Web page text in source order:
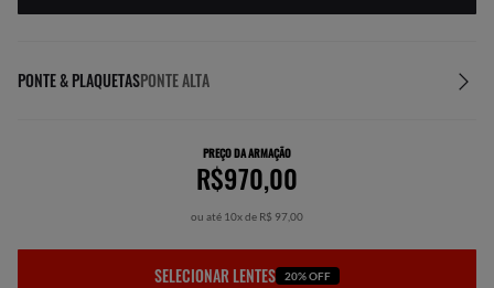
PONTE & PLAQUETASPONTE ALTA
PREÇO DA ARMAÇÃO
R$970,00
ou até 10x de R$ 97,00
SELECIONAR LENTES 20% OFF